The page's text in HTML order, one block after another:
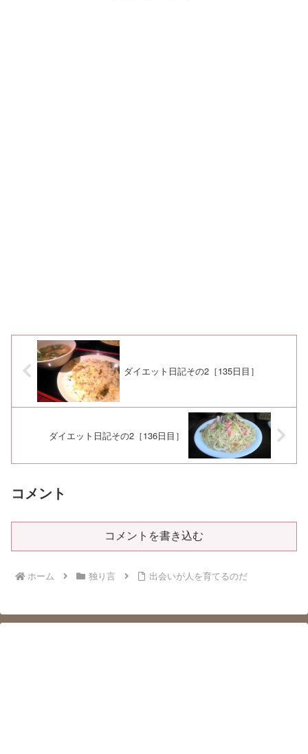
ダイエット日記その2［135日目］
ダイエット日記その2［136日目］
コメント
コメントを書き込む
ホーム 独り言 出会いが人を育てるのだ